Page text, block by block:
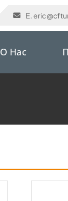
E.
О Нас